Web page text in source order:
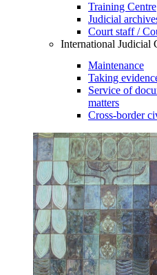
Training Centre
Judicial
Court staff /
International Judicial
Maintenance
Taking
Service of
matters​​
Cross-border